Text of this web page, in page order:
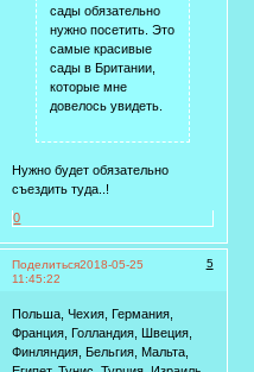
сады обязательно
нужно посетить. Это
самые красивые
сады в Британии,
которые мне
довелось увидеть.
Нужно будет обязательно
съездить туда..!
0
Поделиться 5
2018-05-25
11:45:22
Польша, Чехия, Германия,
Франция, Голландия, Швеция,
Финляндия, Бельгия, Мальта,